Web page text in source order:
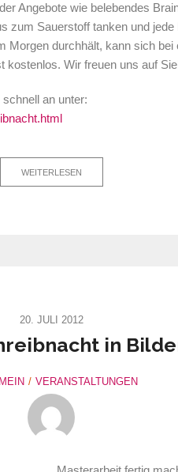
Angebote wie belebendes
zum Sauerstoff tanken und jede
Morgen durchhält, kann sich
kostenlos. Wir freuen uns auf
an unter:
WEITERLESEN
20. JULI 2012
in
VERANSTALTUNGEN